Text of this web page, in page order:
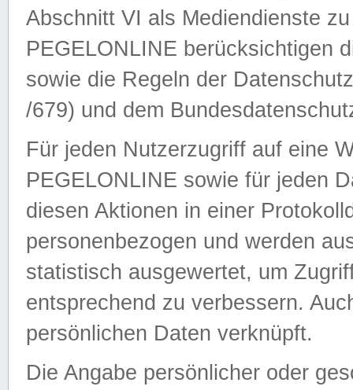
Abschnitt VI als Mediendienste
PEGELONLINE berücksichtigen
sowie die Regeln der
/679) und dem
Für jeden Nutzerzugriff auf eine
PEGELONLINE sowie für jeden
diesen Aktionen in einer
personenbezogen und werden
statistisch ausgewertet, um
entsprechend zu verbessern.
persönlichen Daten verknüpft.
Die Angabe persönlicher oder